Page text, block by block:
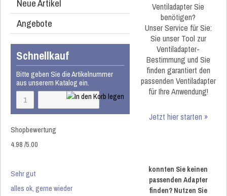
Neue Artikel
Angebote
Schnellkauf
Bitte geben Sie die Artikelnummer
aus unserem Katalog ein.
Shopbewertung
4.98/5.00
Sehr gut
alles ok, gerne wieder
Ventiladapter Sie
benötigen?
Unser Service für Sie:
Sie unser Tool zur
Ventiladapter-
Bestimmung und Sie
finden garantiert den
passenden Ventiladapter
für Ihre Anwendung!
Jetzt hier starten »
konnten Sie keinen
passenden Adapter
finden? Nutzen Sie